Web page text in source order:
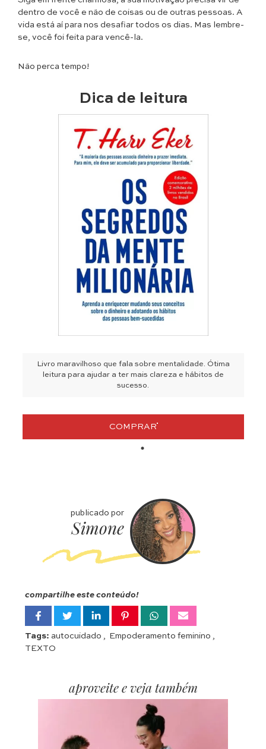
dentro de você e não de coisas ou de outras pessoas. A
vida está aí para nos desafiar todos os dias. Mas lembre-
se, você foi feita para vencê-la.
Não perca tempo!
Dica de leitura
Livro maravilhoso que fala sobre mentalidade. Ótima
leitura para ajudar a ter mais clareza e hábitos de
sucesso.
COMPRAR
compartilhe este conteúdo!
Tags: autocuidado , Empoderamento feminino ,
TEXTO
publicado por
Simone
aproveite e veja também